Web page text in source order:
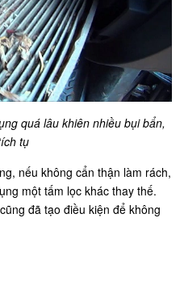
quá lâu khiên nhiều bụi bẩn,
tụ
nếu không cẩn thận làm rách,
một tấm lọc khác thay thế.
đã tạo điều kiện để không